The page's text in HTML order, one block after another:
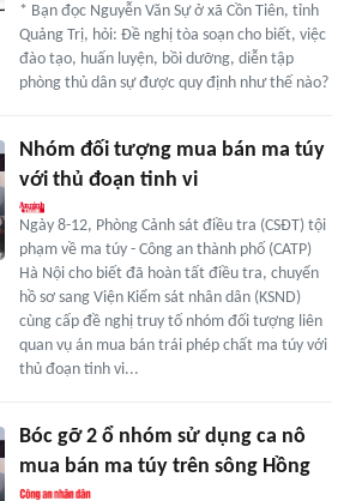
* Bạn đọc Nguyễn Văn Sự ở xã Cồn Tiên, tỉnh
Quảng Trị, hỏi: Đề nghị tòa soạn cho biết, việc
đào tạo, huấn luyện, bồi dưỡng, diễn tập
phòng thủ dân sự được quy định như thế nào?
Nhóm đối tượng mua bán ma túy
với thủ đoạn tinh vi
Ngày 8-12, Phòng Cảnh sát điều tra (CSĐT) tội
phạm về ma túy - Công an thành phố (CATP)
Hà Nội cho biết đã hoàn tất điều tra, chuyển
hồ sơ sang Viện Kiểm sát nhân dân (KSND)
cùng cấp đề nghị truy tố nhóm đối tượng liên
quan vụ án mua bán trái phép chất ma túy với
thủ đoạn tinh vi...
Bóc gỡ 2 ổ nhóm sử dụng ca nô
mua bán ma túy trên sông Hồng